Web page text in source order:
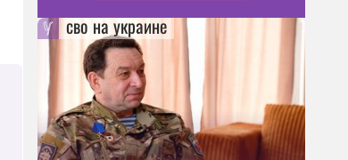
сво на украине